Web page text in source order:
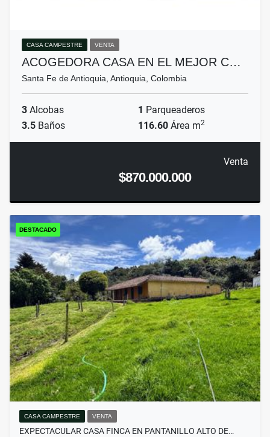
CASA CAMPESTRE VENTA
ACOGEDORA CASA EN EL MEJOR C…
Santa Fe de Antioquia, Antioquia, Colombia
3 Alcobas 1 Parqueaderos
3.5 Baños 116.60 Área m2
Venta
$870.000.000
DESTACADO
CASA CAMPESTRE VENTA
EXPECTACULAR CASA FINCA EN PANTANILLO ALTO DE…